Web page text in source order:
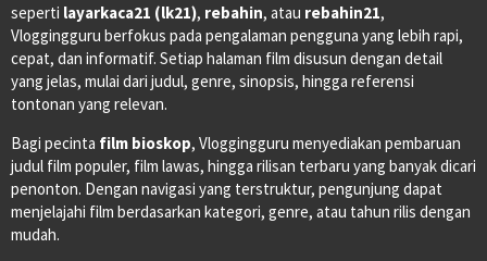
seperti layarkaca21 (lk21), rebahin, atau rebahin21,
Vloggingguru berfokus pada pengalaman pengguna yang lebih rapi,
cepat, dan informatif. Setiap halaman film disusun dengan detail
yang jelas, mulai dari judul, genre, sinopsis, hingga referensi
tontonan yang relevan.
Bagi pecinta film bioskop, Vloggingguru menyediakan pembaruan
judul film populer, film lawas, hingga rilisan terbaru yang banyak dicari
penonton. Dengan navigasi yang terstruktur, pengunjung dapat
menjelajahi film berdasarkan kategori, genre, atau tahun rilis dengan
mudah.